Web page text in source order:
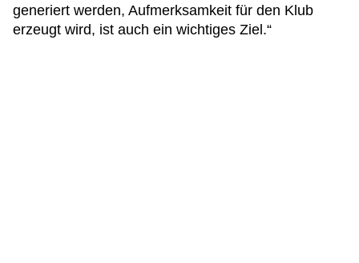
generiert werden, Aufmerksamkeit für den Klub
erzeugt wird, ist auch ein wichtiges Ziel.“